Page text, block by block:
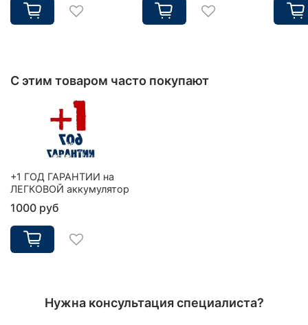
С этим товаром часто покупают
+1 ГОД ГАРАНТИИ на
ЛЕГКОВОЙ аккумулятор
1000 руб
Нужна консультация специалиста?